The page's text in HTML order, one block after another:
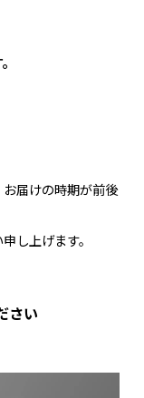
届けの時期が前後
し上げます。
さい